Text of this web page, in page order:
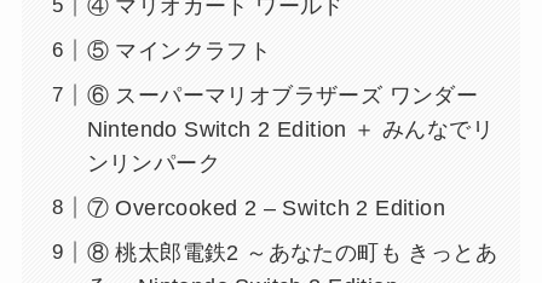
④ マリオカート ワールド
⑤ マインクラフト
⑥ スーパーマリオブラザーズ ワンダー
Nintendo Switch 2 Edition ＋ みんなでリ
ンリンパーク
⑦ Overcooked 2 – Switch 2 Edition
⑧ 桃太郎電鉄2 ～あなたの町も きっとあ